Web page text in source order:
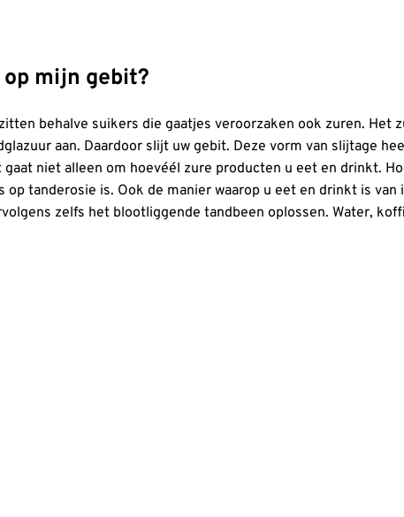
mijn gebit?
behalve suikers die gaatjes veroorzaken ook zuren. Het
aan. Daardoor slijt uw gebit. Deze vorm van slijtage
niet alleen om hoevéél zure producten u eet en drinkt.
tanderosie is. Ook de manier waarop u eet en drinkt is
zelfs het blootliggende tandbeen oplossen. Water,